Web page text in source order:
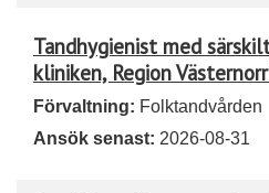
Tandhygienist med
kliniken, Region
Förvaltning: Folktandvården
Ansök senast: 2026-08-31